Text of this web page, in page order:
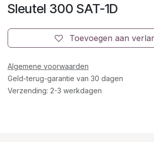
Sleutel 300 SAT-1D
Toevoegen aan
Algemene voorwaarden
Geld-terug-garantie van 30 dagen
Verzending: 2-3 werkdagen